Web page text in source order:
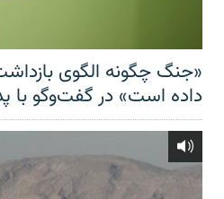
«جنگ چگونه الگوی
داده است» در گفت‌وگو با